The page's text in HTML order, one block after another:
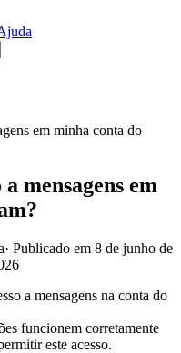
em minha conta do
mensagens em
· Publicado em 8 de junho de
a mensagens na conta do
funcionem corretamente
este acesso.